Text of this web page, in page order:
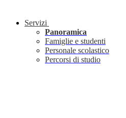
Servizi
Panoramica
Famiglie e studenti
Personale scolastico
Percorsi di studio